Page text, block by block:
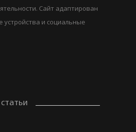
Сайт адаптирован
устройства и социальные